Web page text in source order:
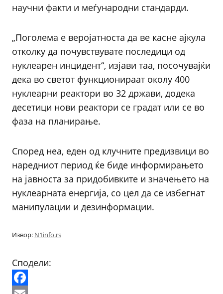
научни факти и меѓународни стандарди.
„Поголема е веројатноста да ве касне ајкула
отколку да почувствувате последици од
нуклеарен инцидент“, изјави таа, посочувајќи
дека во светот функционираат околу 400
нуклеарни реактори во 32 држави, додека
десетици нови реактори се градат или се во
фаза на планирање.
Според неа, еден од клучните предизвици во
наредниот период ќе биде информирањето
на јавноста за придобивките и значењето на
нуклеарната енергија, со цел да се избегнат
манипулации и дезинформации.
Извор: N1info.rs
Сподели: